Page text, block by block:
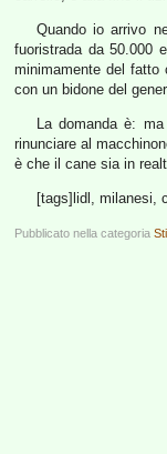
Quando io arrivo
fuoristrada da 50.000
minimamente del fatto
con un bidone del
La domanda è:
rinunciare al
è che il cane sia in
[tags]lidl, milanesi,
Pubblicato nella categoria